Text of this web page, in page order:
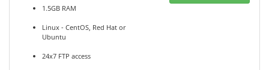
1.5GB RAM
Linux - CentOS, Red Hat or
Ubuntu
24x7 FTP access